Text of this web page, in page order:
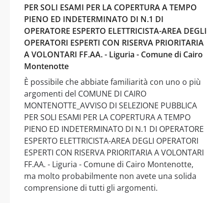
PER SOLI ESAMI PER LA COPERTURA A TEMPO
PIENO ED INDETERMINATO DI N.1 DI
OPERATORE ESPERTO ELETTRICISTA-AREA DEGLI
OPERATORI ESPERTI CON RISERVA PRIORITARIA
A VOLONTARI FF.AA. - Liguria - Comune di Cairo
Montenotte
È possibile che abbiate familiarità con uno o più
argomenti del COMUNE DI CAIRO
MONTENOTTE_AVVISO DI SELEZIONE PUBBLICA
PER SOLI ESAMI PER LA COPERTURA A TEMPO
PIENO ED INDETERMINATO DI N.1 DI OPERATORE
ESPERTO ELETTRICISTA-AREA DEGLI OPERATORI
ESPERTI CON RISERVA PRIORITARIA A VOLONTARI
FF.AA. - Liguria - Comune di Cairo Montenotte,
ma molto probabilmente non avete una solida
comprensione di tutti gli argomenti.